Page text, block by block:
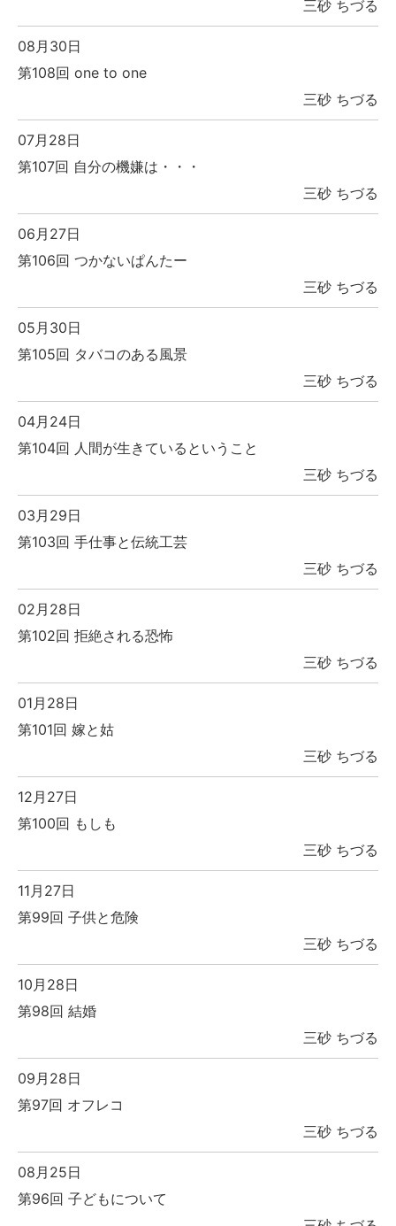
三砂 ちづる
08月30日
第108回 one to one
三砂 ちづる
07月28日
第107回 自分の機嫌は・・・
三砂 ちづる
06月27日
第106回 つかないぱんたー
三砂 ちづる
05月30日
第105回 タバコのある風景
三砂 ちづる
04月24日
第104回 人間が生きているということ
三砂 ちづる
03月29日
第103回 手仕事と伝統工芸
三砂 ちづる
02月28日
第102回 拒絶される恐怖
三砂 ちづる
01月28日
第101回 嫁と姑
三砂 ちづる
12月27日
第100回 もしも
三砂 ちづる
11月27日
第99回 子供と危険
三砂 ちづる
10月28日
第98回 結婚
三砂 ちづる
09月28日
第97回 オフレコ
三砂 ちづる
08月25日
第96回 子どもについて